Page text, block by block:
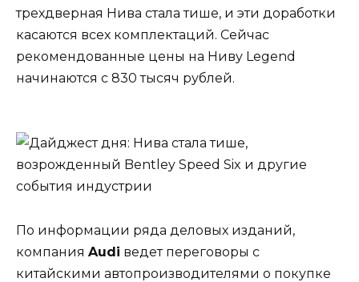
трехдверная Нива стала тише, и эти доработки
касаются всех комплектаций. Сейчас
рекомендованные цены на Ниву Legend
начинаются с 830 тысяч рублей.
По информации ряда деловых изданий,
компания Audi ведет переговоры с
китайскими автопроизводителями о покупке